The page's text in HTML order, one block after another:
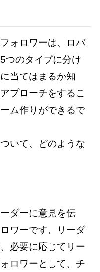
ォロワーは、ロバ
つのタイプに分け
当てはまるか知
プローチをするこ
ム作りができるで
いて、どのような
ダーに意見を伝
ワーです。リーダ
必要に応じてリー
ロワーとして、チ